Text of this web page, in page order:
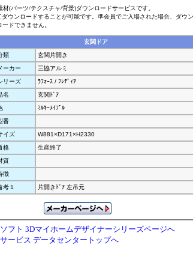
(パーツ/テクスチャ/背景)ダウンロードサービスです。
ウンロードすることが可能です。準会員でご入場された場合、ダウ
ドできません。
玄関ドア
類
玄関片開き
ーカー
三協アルミ
リーズ
ﾗﾌｫｰｽ / ﾌﾚﾃﾞｨｱ
名
玄関ﾄﾞｱ
ﾐﾙｷｰﾒｲﾌﾟﾙ
番
イズ
W881×D171×H2330
格
生産終了
質
徴
考１
片開きﾄﾞｱ 左吊元
フト 3Dマイホームデザイナーシリーズページへ
ービス データセンタートップへ